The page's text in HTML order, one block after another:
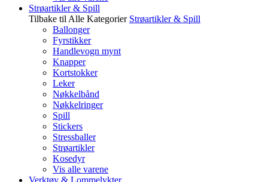
Strøartikler & Spill
Tilbake til Alle Kategorier Strøartikler & Spill
Ballonger
Fyrstikker
Handlevogn mynt
Knapper
Kortstokker
Leker
Nøkkelbånd
Nøkkelringer
Spill
Stickers
Stressballer
Strøartikler
Kosedyr
Vis alle varene
Verktøy & Lommelykter